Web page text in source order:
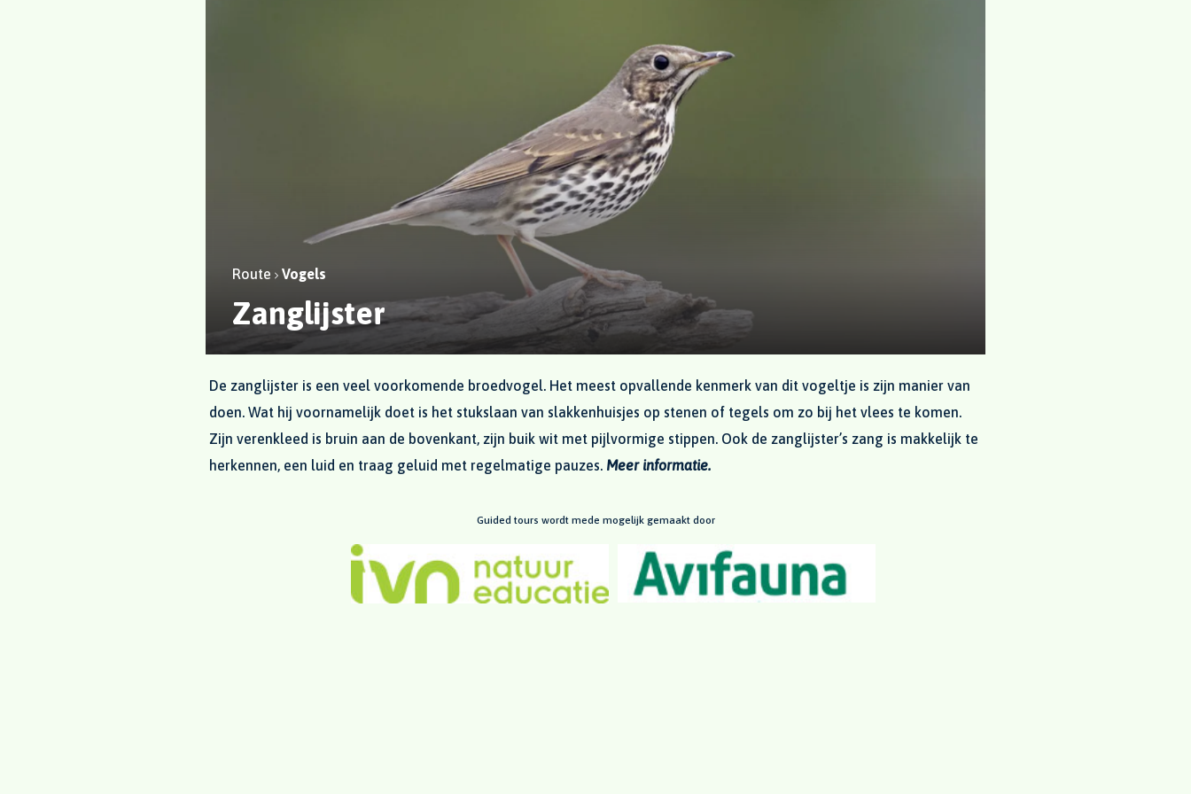
Route Vogels
Zanglijster
De zanglijster is een veel voorkomende broedvogel. Het meest opvallende kenmerk van dit vogeltje is zijn manier van
doen. Wat hij voornamelijk doet is het stukslaan van slakkenhuisjes op stenen of tegels om zo bij het vlees te komen.
Zijn verenkleed is bruin aan de bovenkant, zijn buik wit met pijlvormige stippen. Ook de zanglijster’s zang is makkelijk te
herkennen, een luid en traag geluid met regelmatige pauzes. Meer informatie.
Guided tours wordt mede mogelijk gemaakt door